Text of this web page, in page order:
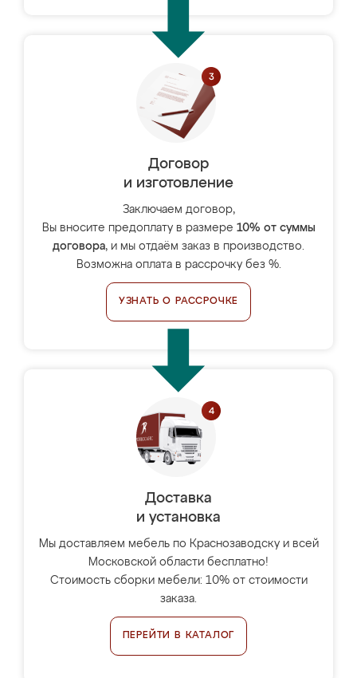
Договор
и изготовление
Заключаем договор,
Вы вносите предоплату в размере 10% от суммы
договора, и мы отдаём заказ в производство.
Возможна оплата в рассрочку без %.
УЗНАТЬ О РАССРОЧКЕ
Доставка
и установка
Мы доставляем мебель по Краснозаводску и всей
Московской области бесплатно!
Стоимость сборки мебели: 10% от стоимости
заказа.
ПЕРЕЙТИ В КАТАЛОГ